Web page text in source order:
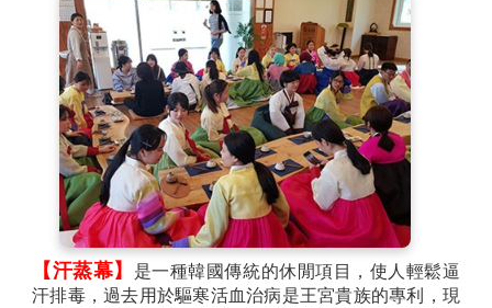
【汗蒸幕】
是一種韓國傳統的休閒項目，使人輕鬆逼
汗排毒，過去用於驅寒活血治病是王宮貴族的專利，現